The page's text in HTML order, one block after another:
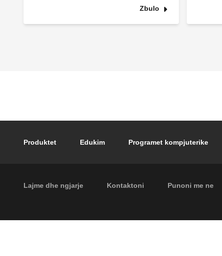
Zbulo
Footer main navigation
Produktet Edukim Programet kompjuterike
Footer secondary navigation
Lajme dhe ngjarje Kontaktoni Punoni me ne